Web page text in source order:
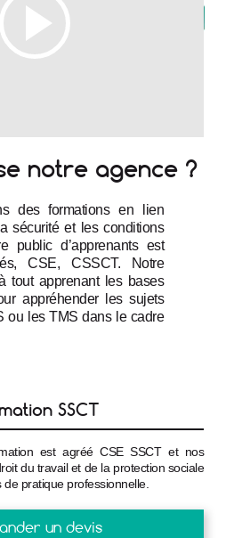
notre agence ?
des formations en lien
sécurité et les conditions
public d’apprenants est
CSE, CSSCT. Notre
tout apprenant les bases
appréhender les sujets
ou les TMS dans le cadre
SSCT
est agréé CSE SSCT et nos
du travail et de la protection sociale
pratique professionnelle.
un devis